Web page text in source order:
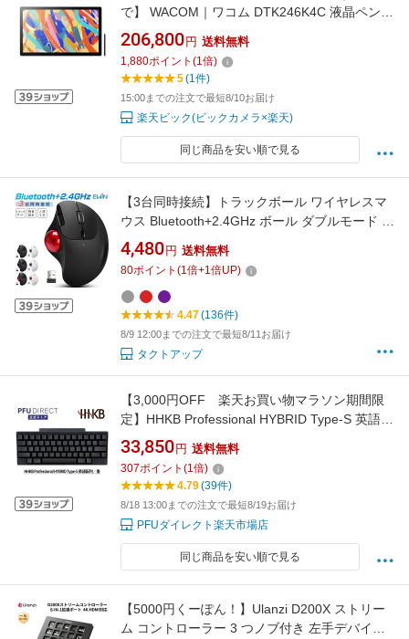
で】 WACOM｜ワコム DTK246K4C 液晶ペンタ
ブレット [23.8型] Wacom Cintiq 24(DTK246)
ブラック
206,800 円 送料無料
1,880ポイント (1倍)
5(1件)
15:00までの注文で最短8/10お届け
楽天ビック(ビックカメラ×楽天)
同じ商品を安い順で見る
【3台同時接続】トラックボール ワイヤレスマ
ウス Bluetooth+2.4GHz ボール ダブルモード 瞬
時接続 トラックボールマウス 5段階DPI 親指 無
線マウス 静音 高精度 エルゴノミクス 7ボタン
進む/戻るボタン Windows/Mac/iOS/Android ビ
ジネス テレワーク 仕事 送料無料
4,480 円 送料無料
80ポイント (1倍+1倍UP)
4.47(136件)
8/9 12:00までの注文で最短8/11お届け
タクトアップ
【3,000円OFF 楽天お買い物マラソン期間限
定】HHKB Professional HYBRID Type-S 英語配
列／墨 Bluetooth ワイヤレス キーボード USB
無線/有線両対応 高級 テンキーレス 静音 コンパ
クト 静電容量無接点 東プレ軸
33,850 円 送料無料
307ポイント (1倍)
4.79(39件)
8/18 13:00までの注文で最短8/19お届け
PFUダイレクト楽天市場店
同じ商品を安い順で見る
【5000円くーぽん！】Ulanzi D200X ストリー
ム コントローラー 3 つノブ付き 左手デバイス